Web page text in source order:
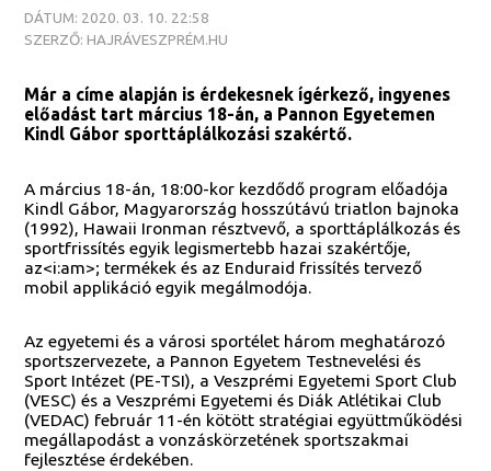
DÁTUM: 2020. 03. 10. 22:58
SZERZŐ: HAJRÁVESZPRÉM.HU
Már a címe alapján is érdekesnek ígérkező, ingyenes
előadást tart március 18-án, a Pannon Egyetemen
Kindl Gábor sporttáplálkozási szakértő.
A március 18-án, 18:00-kor kezdődő program előadója
Kindl Gábor, Magyarország hosszútávú triatlon bajnoka
(1992), Hawaii Ironman résztvevő, a sporttáplálkozás és
sportfrissítés egyik legismertebb hazai szakértője,
az<i:am>; termékek és az Enduraid frissítés tervező
mobil applikáció egyik megálmodója.
Az egyetemi és a városi sportélet három meghatározó
sportszervezete, a Pannon Egyetem Testnevelési és
Sport Intézet (PE-TSI), a Veszprémi Egyetemi Sport Club
(VESC) és a Veszprémi Egyetemi és Diák Atlétikai Club
(VEDAC) február 11-én kötött stratégiai együttműködési
megállapodást a vonzáskörzetének sportszakmai
fejlesztése érdekében.